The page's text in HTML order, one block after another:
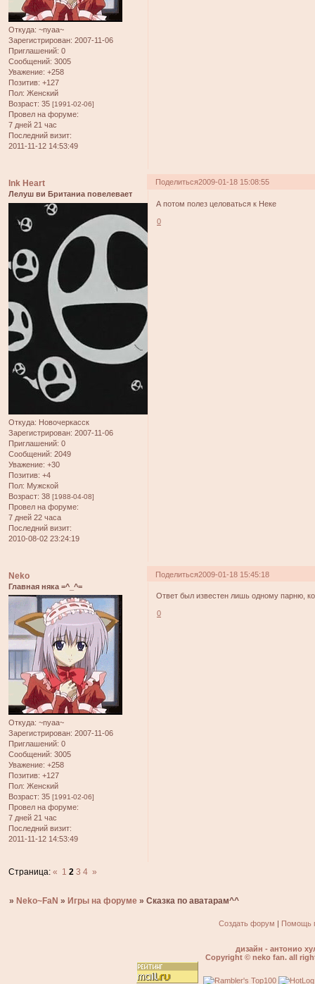
Откуда: ~nyaa~
Зарегистрирован: 2007-11-06
Приглашений: 0
Сообщений: 3005
Уважение: +258
Позитив: +127
Пол: Женский
Возраст: 35 [1991-02-06]
Провел на форуме:
7 дней 21 час
Последний визит:
2011-11-12 14:53:49
Поделиться2009-01-18 15:08:55
Ink Heart
Лелуш ви Британиа повелевает
Откуда: Новочеркасск
Зарегистрирован: 2007-11-06
Приглашений: 0
Сообщений: 2049
Уважение: +30
Позитив: +4
Пол: Мужской
Возраст: 38 [1988-04-08]
Провел на форуме:
7 дней 22 часа
Последний визит:
2010-08-02 23:24:19
А потом полез целоваться к Неке
0
Поделиться2009-01-18 15:45:18
Neko
Главная няка =^_^=
Откуда: ~nyaa~
Зарегистрирован: 2007-11-06
Приглашений: 0
Сообщений: 3005
Уважение: +258
Позитив: +127
Пол: Женский
Возраст: 35 [1991-02-06]
Провел на форуме:
7 дней 21 час
Последний визит:
2011-11-12 14:53:49
Ответ был известен лишь одному парню,
0
Страница:« 1 2 3 4 »
» Neko~FaN » Игры на форуме »Сказка по аватарам^^
Создать форум | Помощь
дизайн - антонио
Copyright © neko fan. all